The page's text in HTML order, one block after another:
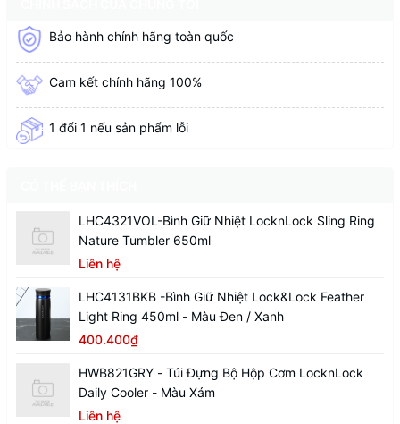
Bảo hành chính hãng toàn quốc
Cam kết chính hãng 100%
1 đổi 1 nếu sản phẩm lỗi
LHC4321VOL-Bình Giữ Nhiệt LocknLock Sling Ring
Nature Tumbler 650ml
Liên hệ
LHC4131BKB -Bình Giữ Nhiệt Lock&Lock Feather
Light Ring 450ml - Màu Đen / Xanh
400.400₫
HWB821GRY - Túi Đựng Bộ Hộp Cơm LocknLock
Daily Cooler - Màu Xám
Liên hệ